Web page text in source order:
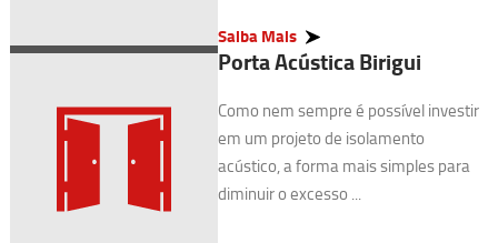
Saiba Mais
Porta Acústica Birigui
Como nem sempre é possível investir
em um projeto de isolamento
acústico, a forma mais simples para
diminuir o excesso ...